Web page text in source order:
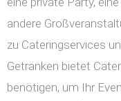
andere
zu Cateringservices
Getränken bietet
benötigen, um Ihr